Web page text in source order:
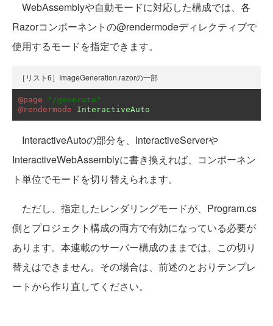
WebAssemblyや自動モードに対応した構成では、各
Razorコンポーネントの@rendermodeディレクティブで
使用するモードを指定できます。
［リスト6］ImageGeneration.razorの一部
@page
"/generate"
@rendermode
InteractiveAuto
InteractiveAutoの部分を、InteractiveServerや
InteractiveWebAssemblyに書き換えれば、コンポーネン
ト単位でモードを切り替えられます。
ただし、指定したレンダリングモードが、Program.cs
側とプロジェクト構成の両方で有効になっている必要が
あります。本連載のサーバー構成のままでは、この切り
替えはできません。その場合は、前述のとおりテンプレ
ートから作り直してください。